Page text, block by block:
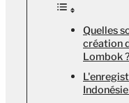
Quelles
création
Lombok ?